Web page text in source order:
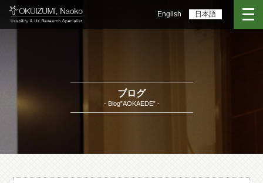
English 日本語
ブログ
- Blog”AOKAEDE” -